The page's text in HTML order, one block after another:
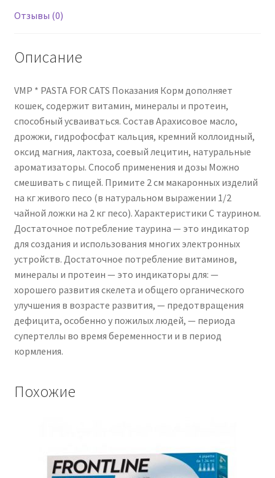
Отзывы (0)
Описание
VMP * PASTA FOR CATS Показания Корм ​​дополняет
кошек, содержит витамин, минералы и протеин,
способный усваиваться. Состав Арахисовое масло,
дрожжи, гидрофосфат кальция, кремний коллоидный,
оксид магния, лактоза, соевый лецитин, натуральные
ароматизаторы. Способ применения и дозы Можно
смешивать с пищей. Примите 2 см макаронных изделий
на кг живого песо (в натуральном выражении 1/2
чайной ложки на 2 кг песо). Характеристики С таурином.
Достаточное потребление таурина — это индикатор
для создания и использования многих электронных
устройств. Достаточное потребление витаминов,
минералы и протеин — это индикаторы для: —
хорошего развития скелета и общего органического
улучшения в возрасте развития, — предотвращения
дефицита, особенно у пожилых людей, — периода
супертеллы во время беременности и в период
кормления.
Похожие